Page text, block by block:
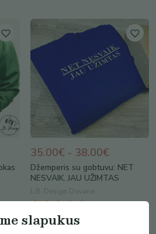
35.00€ - 38.00€
Džemperis su gobtuvu: NET
NESVAIK. JAU UŽIMTAS
L.B. Design Dovana
(5)
slapukus